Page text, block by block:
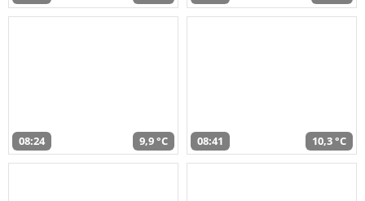
08:24 9,9 °C 08:41 10,3 °C